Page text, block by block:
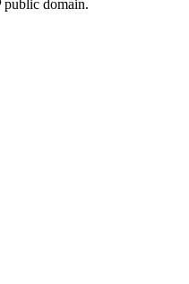
public domain.